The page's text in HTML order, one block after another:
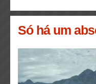
Só há um